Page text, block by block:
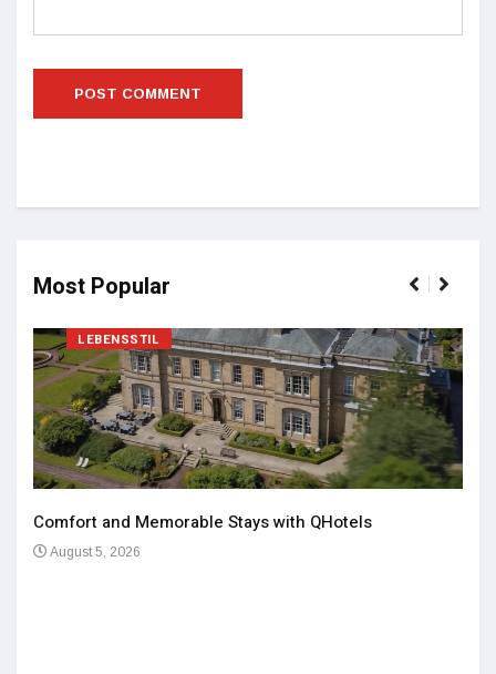
Most Popular
LEBENSSTIL
Comfort and Memorable Stays with QHotels
August 5, 2026